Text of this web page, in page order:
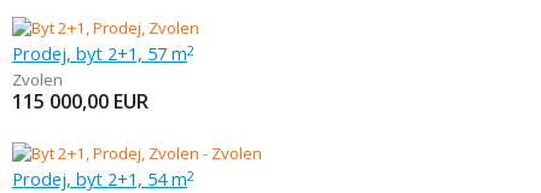
Prodej, byt 2+1, 57 m2
Zvolen
115 000,00 EUR
Prodej, byt 2+1, 54 m2